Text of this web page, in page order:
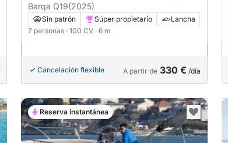
Barqa Q19(2025)
Sin patrón Súper propietario
Lancha
7 personas · 100 CV · 6 m
Cancelación flexible A partir de 330 € /día
Reserva instantánea